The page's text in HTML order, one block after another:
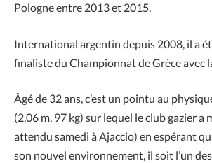
Pologne entre 2013 et 2015.
International argentin depuis 2008, il a
finaliste du Championnat de Grèce avec
Âgé de 32 ans, c’est un pointu au
(2,06 m, 97 kg) sur lequel le club gazier a
attendu samedi à Ajaccio) en espérant
son nouvel environnement, il soit l’un